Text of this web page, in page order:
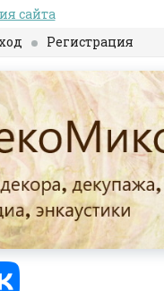
сайта
Регистрация